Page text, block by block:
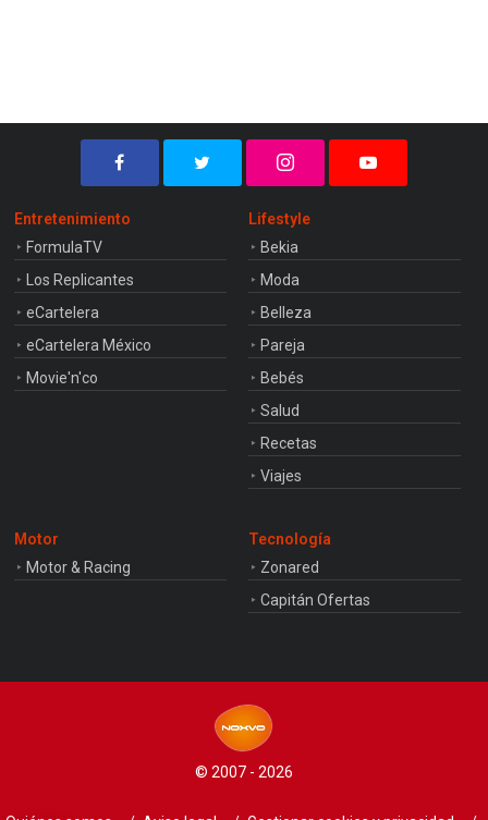
Entretenimiento
FormulaTV
Los Replicantes
eCartelera
eCartelera México
Movie'n'co
Lifestyle
Bekia
Moda
Belleza
Pareja
Bebés
Salud
Recetas
Viajes
Motor
Motor & Racing
Tecnología
Zonared
Capitán Ofertas
© 2007 - 2026